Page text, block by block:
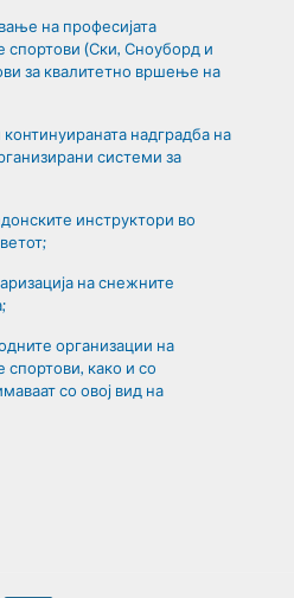
на професијата
спортови (Ски, Сноуборд и
за квалитетно вршење на
континуираната надградба на
системи за
инструктори во
на снежните
организации на
како и со
со овој вид на